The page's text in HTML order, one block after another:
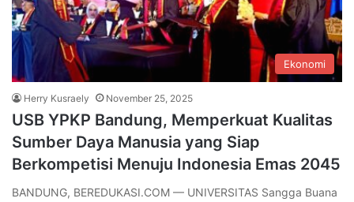
Ekonomi
Herry Kusraely November 25, 2025
USB YPKP Bandung, Memperkuat Kualitas
Sumber Daya Manusia yang Siap
Berkompetisi Menuju Indonesia Emas 2045
BANDUNG, BEREDUKASI.COM — UNIVERSITAS Sangga Buana